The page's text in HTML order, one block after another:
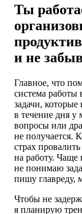
Ты
и не
Главное, что
система работы
задачи,
в течение дня у
вопросы или
не получается.
страх
на работу. Чаще
не понимаю
пишу главреду,
Чтобы не
я планирую